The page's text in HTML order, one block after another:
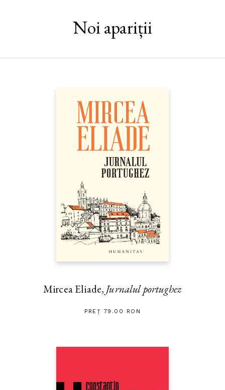
am întâlnit pe uliţele târgurilor moldo-valahe. Am descoperit
personaje pitoreşti, cum este, de exemplu, judele regal Albert
Huet, autor al unor captivante însemnări autobiografice şi
Ilustraţia copertei: Radu Oltean, reconstituire a Pieței Huet din
Noi apariții
Mircea Eliade, Jurnalul portughez
PREȚ 79.00 RON